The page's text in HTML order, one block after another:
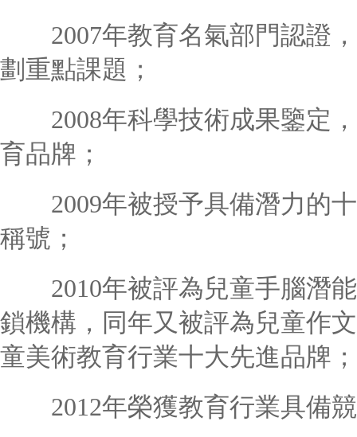
2007年教育名氣部門認證，
劃重點課題；
2008年科學技術成果鑒定，
育品牌；
2009年被授予具備潛力的十
稱號；
2010年被評為兒童手腦潛能
鎖機構，同年又被評為兒童作
童美術教育行業十大先進品牌；
2012年榮獲教育行業具備競